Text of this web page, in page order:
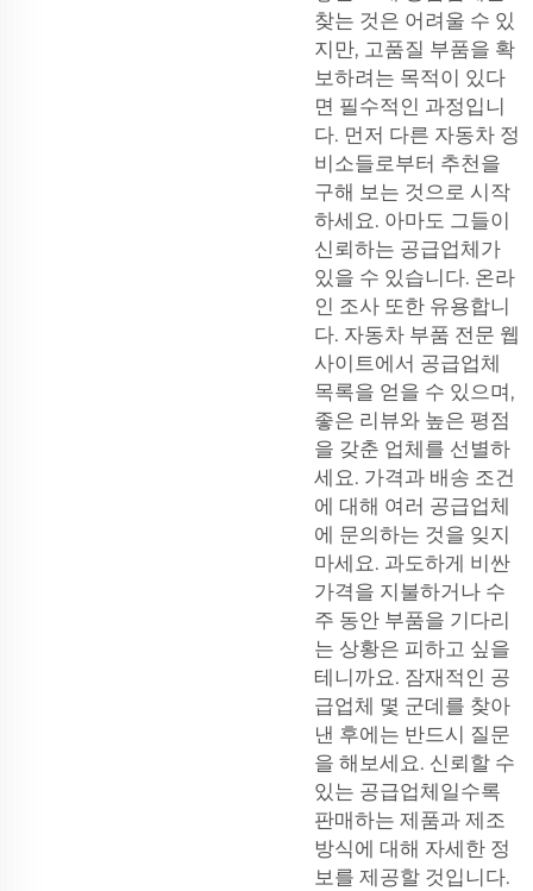
찾는 것은 어려울 수 있
지만, 고품질 부품을 확
보하려는 목적이 있다
면 필수적인 과정입니
다. 먼저 다른 자동차 정
비소들로부터 추천을
구해 보는 것으로 시작
하세요. 아마도 그들이
신뢰하는 공급업체가
있을 수 있습니다. 온라
인 조사 또한 유용합니
다. 자동차 부품 전문 웹
사이트에서 공급업체
목록을 얻을 수 있으며,
좋은 리뷰와 높은 평점
을 갖춘 업체를 선별하
세요. 가격과 배송 조건
에 대해 여러 공급업체
에 문의하는 것을 잊지
마세요. 과도하게 비싼
가격을 지불하거나 수
주 동안 부품을 기다리
는 상황은 피하고 싶을
테니까요. 잠재적인 공
급업체 몇 군데를 찾아
낸 후에는 반드시 질문
을 해보세요. 신뢰할 수
있는 공급업체일수록
판매하는 제품과 제조
방식에 대해 자세한 정
보를 제공할 것입니다.